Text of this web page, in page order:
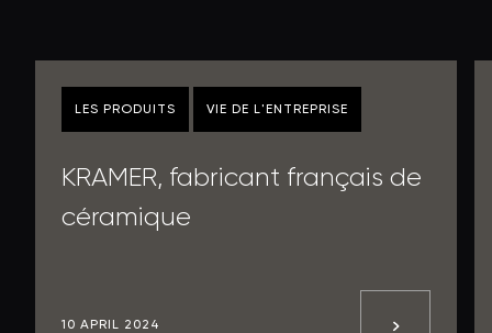
LES PRODUITS VIE DE L'ENTREPRISE
KRAMER, fabricant français de
céramique
10 APRIL 2024